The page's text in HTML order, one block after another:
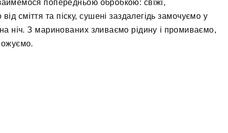
попередньою обробкою: свіжі,
сміття та піску, сушені заздалегідь замочуємо у
ніч. З маринованих зливаємо рідину і промиваємо,